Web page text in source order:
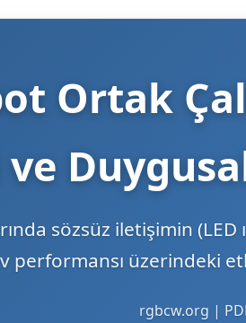
Ortak
sözsüz iletişimin (LED
performansı üzerindeki
rgbcw.org |